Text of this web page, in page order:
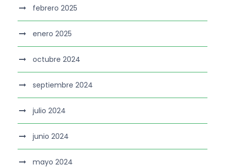
febrero 2025
enero 2025
octubre 2024
septiembre 2024
julio 2024
junio 2024
mayo 2024